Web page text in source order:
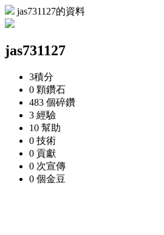
jas731127的資料
jas731127
3積分
0 顆鑽石
483 個碎鑽
3 經驗
10 幫助
0 技術
0 貢獻
0 次宣傳
0 個金豆